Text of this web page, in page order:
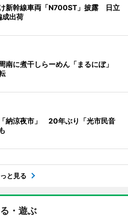
新幹線車両「N700ST」披露 日立
成出荷
南に煮干しらーめん「まるにぼ」
納涼夜市」 20年ぶり「光市民音
と見る
・遊ぶ